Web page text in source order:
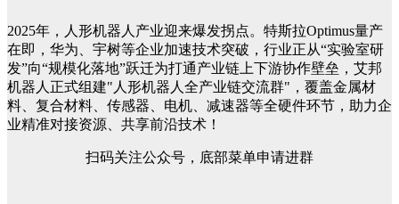
2025年，人形机器人产业迎来爆发拐点。特斯拉Optimus量产
在即，华为、宇树等企业加速技术突破，行业正从“实验室研
发”向“规模化落地”跃迁为打通产业链上下游协作壁垒，艾邦
机器人正式组建"人形机器人全产业链交流群"，覆盖金属材
料、复合材料、传感器、电机、减速器等全硬件环节，助力企
业精准对接资源、共享前沿技术！
扫码关注公众号，底部菜单申请进群